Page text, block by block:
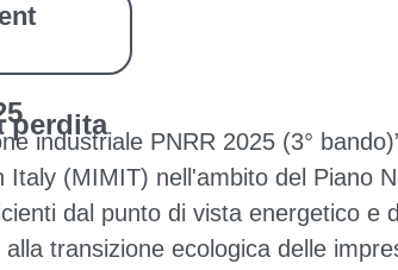
perdita
industriale PNRR 2025 (3°
(MIMIT) nell'ambito del Piano
dal punto di vista energetico e
transizione ecologica delle